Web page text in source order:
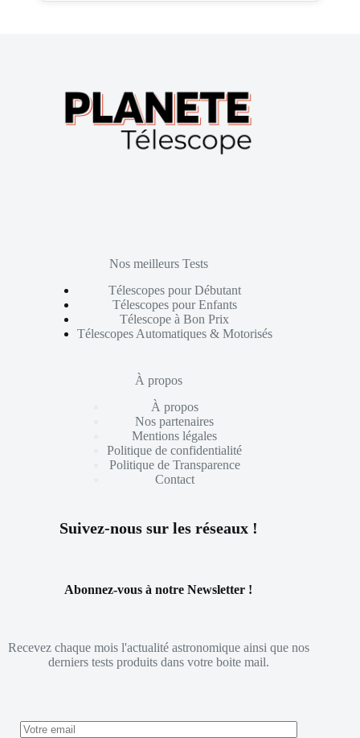
Nos meilleurs Tests
Télescopes pour Débutant
Télescopes pour Enfants
Télescope à Bon Prix
Télescopes Automatiques & Motorisés
À propos
À propos
Nos partenaires
Mentions légales
Politique de confidentialité
Politique de Transparence
Contact
Suivez-nous sur les réseaux !
Abonnez-vous à notre Newsletter !
Recevez chaque mois l'actualité astronomique ainsi que nos
derniers tests produits dans votre boite mail.